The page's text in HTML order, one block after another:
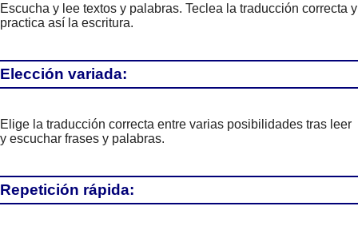
Escucha y lee textos y palabras. Teclea la traducción correcta y
practica así la escritura.
Elección variada:
Elige la traducción correcta entre varias posibilidades tras leer
y escuchar frases y palabras.
Repetición rápida: